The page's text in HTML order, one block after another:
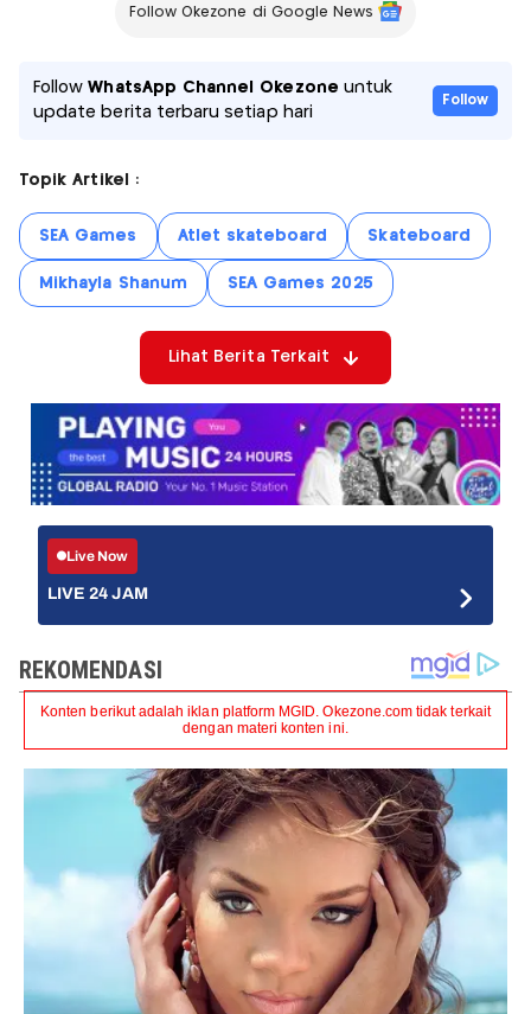
Follow Okezone di Google News
FollowWhatsApp Channel Okezone untuk
update berita terbaru setiap hari
Follow
Topik Artikel :
SEA Games Atlet skateboard Skateboard
Mikhayla Shanum SEA Games 2025
Lihat Berita Terkait
Live Now
LIVE 24 JAM